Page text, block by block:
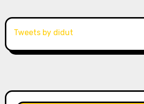
Tweets by didut